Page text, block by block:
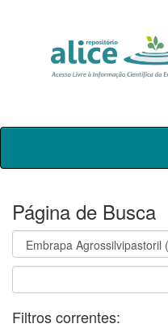
Skip
Página de Busca
Filtros correntes: